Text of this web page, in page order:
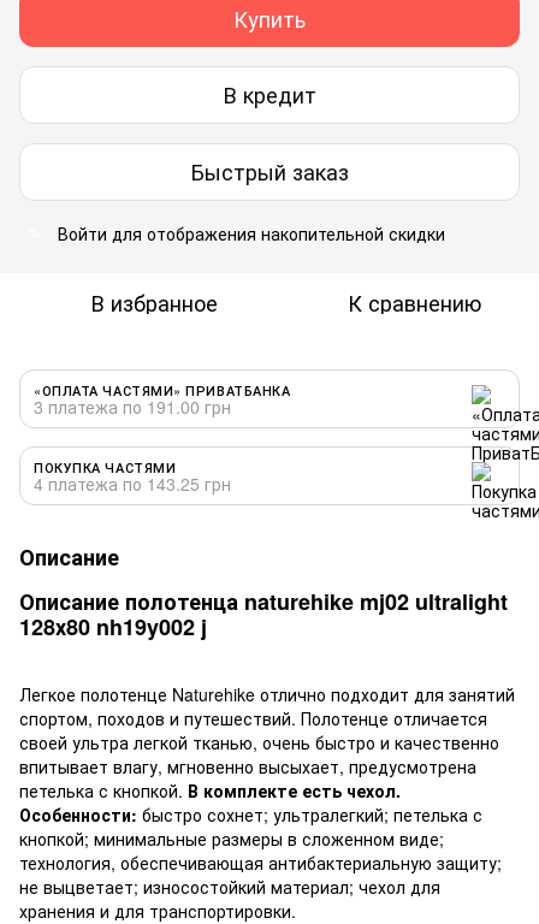
Купить
В кредит
Быстрый заказ
Войти для отображения накопительной скидки
В избранное К сравнению
«ОПЛАТА ЧАСТЯМИ» ПРИВАТБАНКА
3 платежа по 191.00 грн
ПОКУПКА ЧАСТЯМИ
4 платежа по 143.25 грн
Описание
Описание полотенца naturehike mj02 ultralight
128х80 nh19y002 j
Легкое полотенце Naturehike отлично подходит для занятий
спортом, походов и путешествий. Полотенце отличается
своей ультра легкой тканью, очень быстро и качественно
впитывает влагу, мгновенно высыхает, предусмотрена
петелька с кнопкой. В комплекте есть чехол.
Особенности: быстро сохнет; ультралегкий; петелька с
кнопкой; минимальные размеры в сложенном виде;
технология, обеспечивающая антибактериальную защиту;
не выцветает; износостойкий материал; чехол для
хранения и для транспортировки.